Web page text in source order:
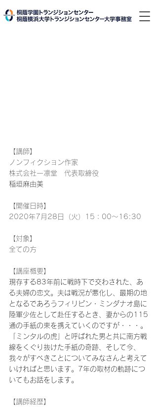
【講師】
ノンフィクション作家
株式会社一凛堂　代表取締役
稲垣麻由美
【開催日時】
2020年7月28日（火）15：00〜16:30
【対象】
全ての方
【講座概要】
現存する83年前に戦時下で交わされた、あ
る夫婦の恋文。夫は戦況が悪化し、最期の地
となるであろうフィリピン・ミンダナオ島に
陸軍少佐として赴任するとき、妻からの115
通の手紙の束を携えていくのですが・・・。
「ミンタルの虎」と呼ばれた男と共に南方戦
線をくぐり抜けた手紙の奇跡、そして今、
我々がすべきことについてみなさんと考えて
いければと思います。7年の取材の軌跡につ
いてもお話をします。
【講師経歴】